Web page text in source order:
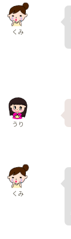
くみ
うり
くみ